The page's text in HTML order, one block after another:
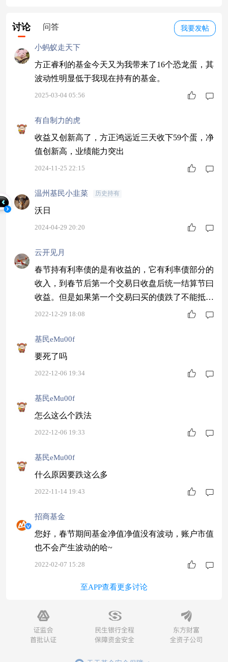
我要发帖
讨论 问答
小蚂蚁走天下
方正睿利的基金今天又为我带来了16个恐龙蛋，其
波动性明显低于我现在持有的基金。
2025-03-04 05:56
有自制力的虎
收益又创新高了，方正鸿远近三天收下59个蛋，净
值创新高，业绩能力突出
2024-11-25 22:15
温州基民小韭菜 历史持有
沃日
2024-04-29 20:20
云开见月
春节持有利率债的是有收益的，它有利率债部分的
收入，到春节后第一个交易日收盘后统一结算节曰
收益。但是如果第一个交易曰买的债跌了不能抵消
节日的收益也可能为负数
2022-12-29 18:08
基民eMu00f
要死了吗
2022-12-06 19:34
基民eMu00f
怎么这么个跌法
2022-12-06 19:33
基民eMu00f
什么原因要跌这么多
2022-11-14 19:43
招商基金
您好，春节期间基金净值净值没有波动，账户市值
也不会产生波动的哈~
2022-02-07 15:28
至APP查看更多讨论